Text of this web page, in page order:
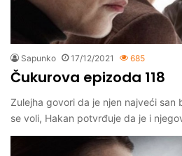
Sapunko 17/12/2021 685
Čukurova epizoda 118
Zulejha govori da je njen najveći san
se voli, Hakan potvrđuje da je i